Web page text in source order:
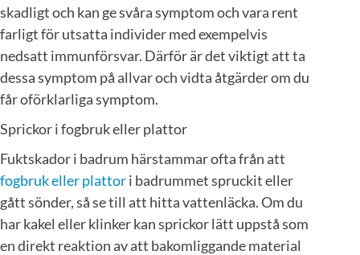
skadligt och kan ge svåra symptom och vara rent
farligt för utsatta individer med exempelvis
nedsatt immunförsvar. Därför är det viktigt att ta
dessa symptom på allvar och vidta åtgärder om du
får oförklarliga symptom.
Sprickor i fogbruk eller plattor
Fuktskador i badrum härstammar ofta från att
fogbruk eller plattori badrummet spruckit eller
gått sönder, så se till att hitta vattenläcka. Om du
har kakel eller klinker kan sprickor lätt uppstå som
en direkt reaktion av att bakomliggande material